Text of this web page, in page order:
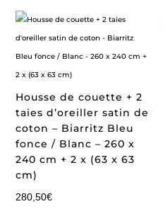
Housse de couette + 2
taies d’oreiller satin de
coton – Biarritz Bleu
fonce / Blanc – 260 x
240 cm + 2 x (63 x 63
cm)
280,50€